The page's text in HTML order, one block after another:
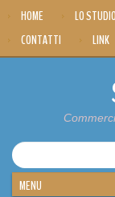
HOME LO STUDIO
CONTATTI
LINK